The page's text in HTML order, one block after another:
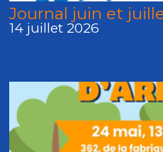
Journal juin et
14 juillet 2026